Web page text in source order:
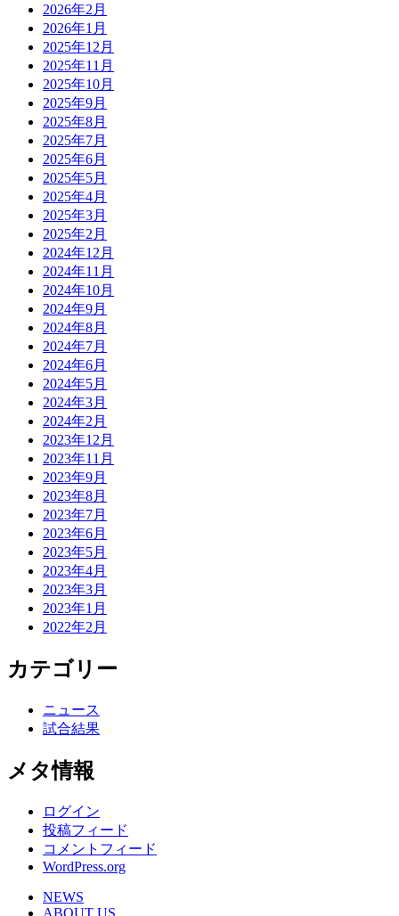
2026年2月
2026年1月
2025年12月
2025年11月
2025年10月
2025年9月
2025年8月
2025年7月
2025年6月
2025年5月
2025年4月
2025年3月
2025年2月
2024年12月
2024年11月
2024年10月
2024年9月
2024年8月
2024年7月
2024年6月
2024年5月
2024年3月
2024年2月
2023年12月
2023年11月
2023年9月
2023年8月
2023年7月
2023年6月
2023年5月
2023年4月
2023年3月
2023年1月
2022年2月
カテゴリー
ニュース
試合結果
メタ情報
ログイン
投稿フィード
コメントフィード
WordPress.org
NEWS
ABOUT US